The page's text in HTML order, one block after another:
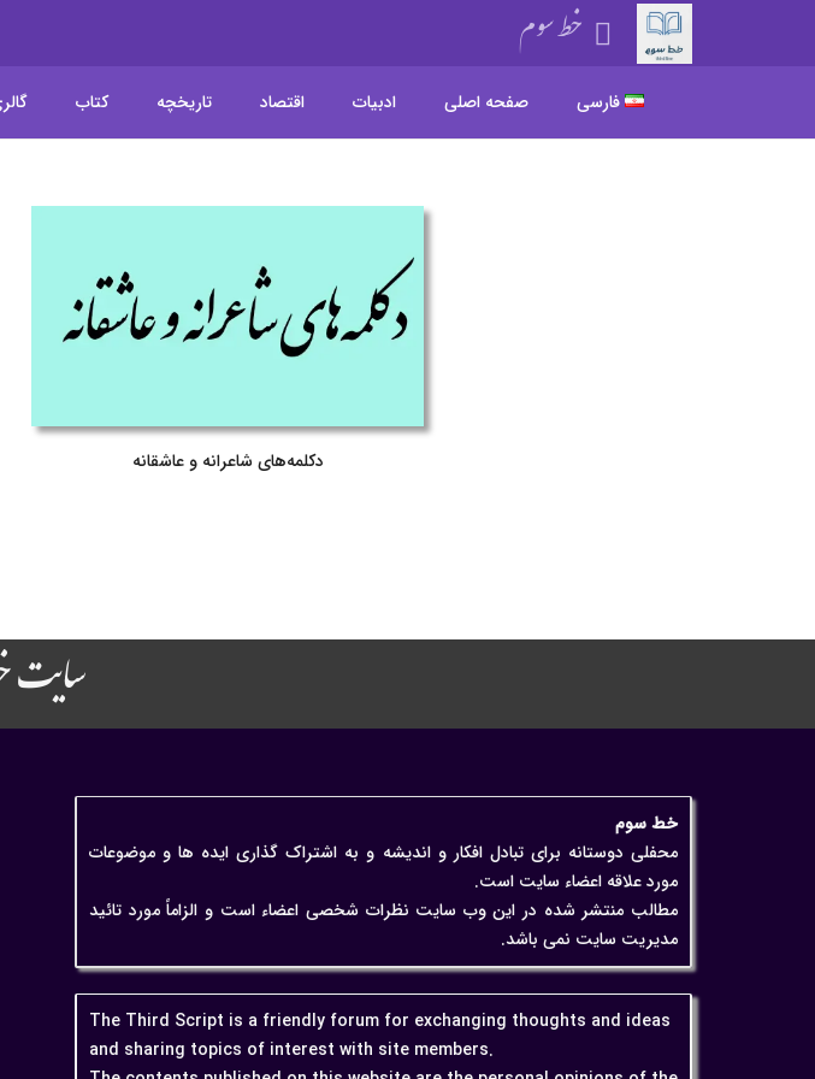
خط سوم
فارسی صفحه اصلی ادبیات اقتصاد تاریخچه کتاب
دکلمه‌های شاعرانه و عاشقانه
خط سوم
محفلی دوستانه برای تبادل افکار و اندیشه و به اشتراک گذاری ایده ها و موضوعات
مورد علاقه اعضاء سایت است.
مطالب منتشر شده در این وب سایت نظرات شخصی اعضاء است و الزاماً مورد تائید
مدیریت سایت نمی باشد.
The Third Script is a friendly forum for exchanging thoughts and ideas
and sharing topics of interest with site members.